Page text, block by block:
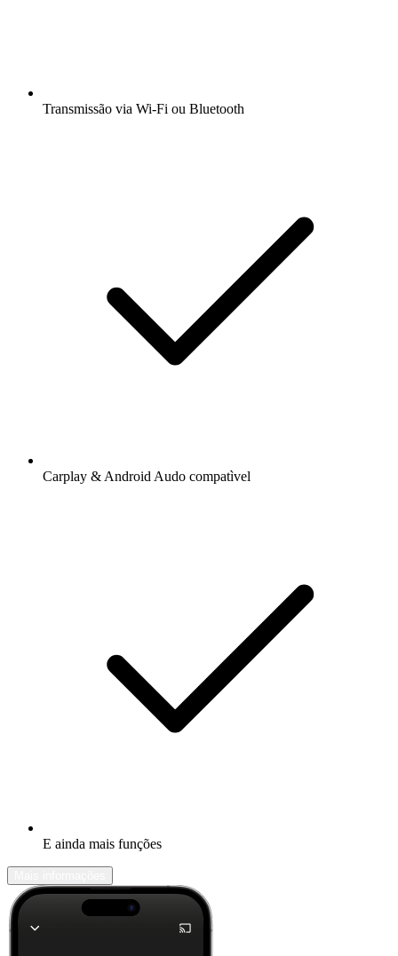
Transmissão via Wi-Fi ou Bluetooth
Carplay & Android Audo compatìvel
E ainda mais funções